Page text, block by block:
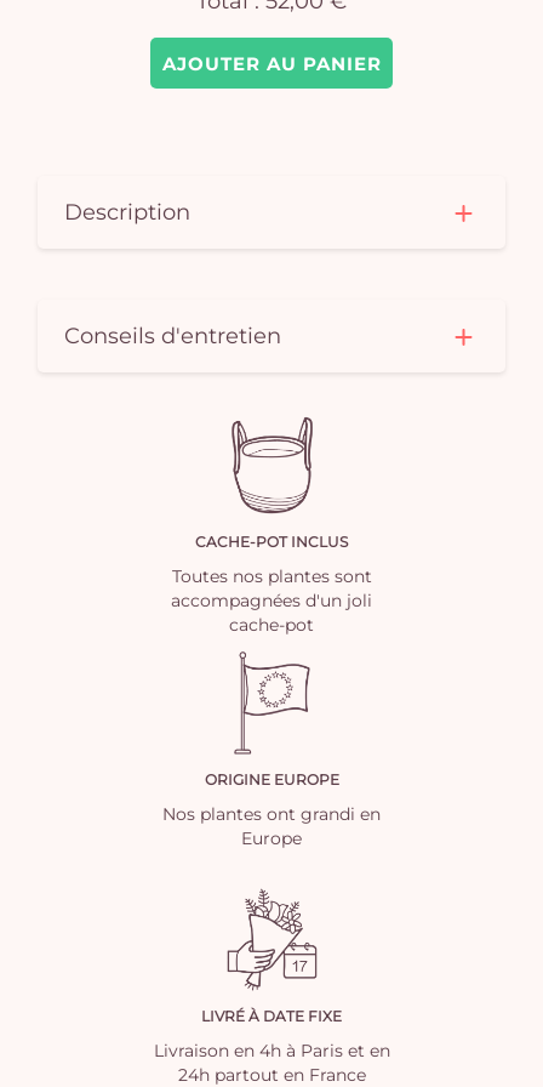
AJOUTER AU PANIER
Description
Conseils d'entretien
CACHE-POT INCLUS
Toutes nos plantes sont
accompagnées d'un joli
cache-pot
ORIGINE EUROPE
Nos plantes ont grandi en
Europe
LIVRÉ À DATE FIXE
Livraison en 4h à Paris et en
24h partout en France